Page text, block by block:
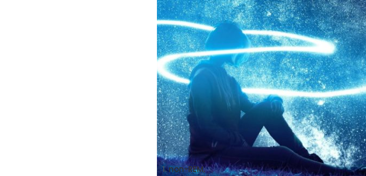
Čo je to spánkový cyklus?
Čo si predstavíte, keď sa povie spánok?
vstanete. Ale čo sa deje počas spánku?
Každú noc, keď spíte, prechádza vaše telo niekoľkými
striedajú fázy
non-REM(ktoré sa delia na ľahký a
má inú dĺžku a vaše telo počas nich vykonáva inú
vyskočíte z postele plní energie. Ak sa však počas
nestrávite v nich potrebný čas, ráno môžete byť
Počas noci sa spánkový cyklus opakuje 4–7-krát.
non-REM,